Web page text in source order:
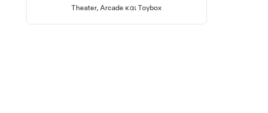
Theater, Arcade και Toybox